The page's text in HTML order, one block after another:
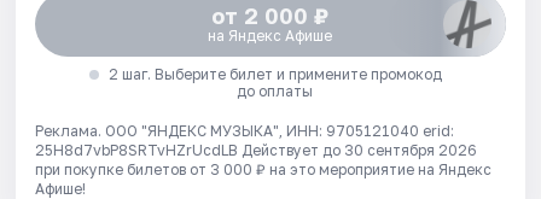
от 2 000 ₽
на Яндекс Афише
2 шаг. Выберите билет и примените промокод
до оплаты
Реклама. ООО "ЯНДЕКС МУЗЫКА", ИНН: 9705121040 erid:
25H8d7vbP8SRTvHZrUcdLB Действует до 30 сентября 2026
при покупке билетов от 3 000 ₽ на это мероприятие на Яндекс
Афише!